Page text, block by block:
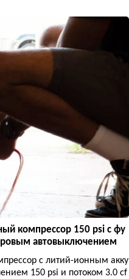
компрессор 150 psi с фу
автовыключением
с литий-ионным акку
150 psi и потоком 3.0 cf